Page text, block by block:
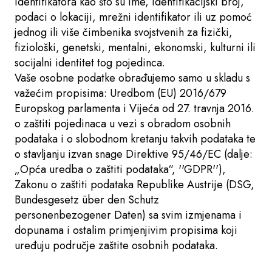
podaci o lokaciji, mrežni identifikator ili uz pomoć
jednog ili više čimbenika svojstvenih za fizički,
fiziološki, genetski, mentalni, ekonomski, kulturni ili
socijalni identitet tog pojedinca.
Vaše osobne podatke obrađujemo samo u skladu s
važećim propisima: Uredbom (EU) 2016/679
Europskog parlamenta i Vijeća od 27. travnja 2016.
o zaštiti pojedinaca u vezi s obradom osobnih
podataka i o slobodnom kretanju takvih podataka te
o stavljanju izvan snage Direktive 95/46/EC (dalje:
„Opća uredba o zaštiti podataka“, ''GDPR''),
Zakonu o zaštiti podataka Republike Austrije (DSG,
Bundesgesetz über den Schutz
personenbezogener Daten) sa svim izmjenama i
dopunama i ostalim primjenjivim propisima koji
uređuju područje zaštite osobnih podataka.